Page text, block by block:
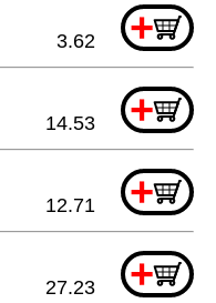
+
3.62
+
14.53
+
12.71
+
27.23